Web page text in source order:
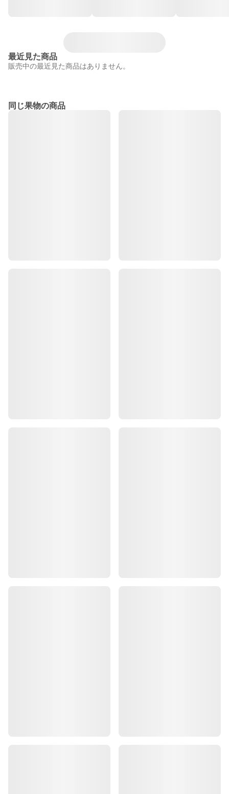
最近見た商品
販売中の最近見た商品はありません。
同じ果物の商品